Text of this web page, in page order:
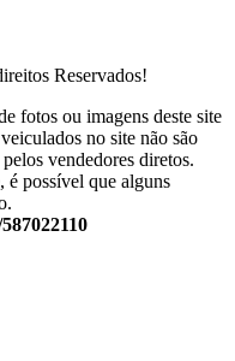
Reservados!
fotos ou imagens deste site
no site não são
vendedores diretos.
é possível que alguns